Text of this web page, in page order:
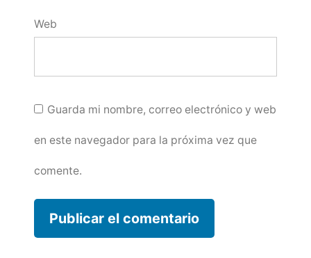
Web
Guarda mi nombre, correo electrónico y web
en este navegador para la próxima vez que
comente.